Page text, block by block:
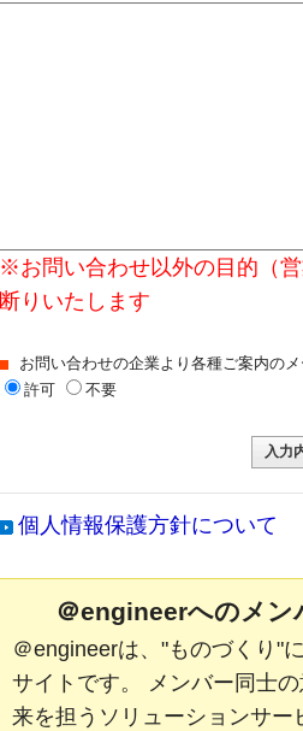
※お問い合わせ以外の目的（
断りいたします
お問い合わせの企業より各種ご案内の
許可
不要
個人情報保護方針について
＠engineerへのメン
＠engineerは、"ものづくり"
サイトです。 メンバー同士
来を担うソリューションサ